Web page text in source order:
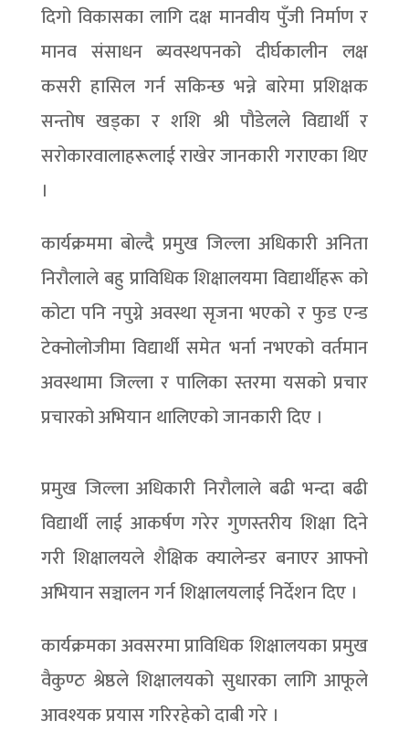
दिगो विकासका लागि दक्ष मानवीय पुँजी निर्माण र
मानव संसाधन ब्यवस्थपनको दीर्घकालीन लक्ष
कसरी हासिल गर्न सकिन्छ भन्ने बारेमा प्रशिक्षक
सन्तोष खड्का र शशि श्री पौडेलले विद्यार्थी र
सरोकारवालाहरूलाई राखेर जानकारी गराएका थिए
।
कार्यक्रममा बोल्दै प्रमुख जिल्ला अधिकारी अनिता
निरौलाले बहु प्राविधिक शिक्षालयमा विद्यार्थीहरू को
कोटा पनि नपुग्ने अवस्था सृजना भएको र फुड एन्ड
टेक्नोलोजीमा विद्यार्थी समेत भर्ना नभएको वर्तमान
अवस्थामा जिल्ला र पालिका स्तरमा यसको प्रचार
प्रचारको अभियान थालिएको जानकारी दिए ।
प्रमुख जिल्ला अधिकारी निरौलाले बढी भन्दा बढी
विद्यार्थी लाई आकर्षण गरेर गुणस्तरीय शिक्षा दिने
गरी शिक्षालयले शैक्षिक क्यालेन्डर बनाएर आफ्नो
अभियान सञ्चालन गर्न शिक्षालयलाई निर्देशन दिए ।
कार्यक्रमका अवसरमा प्राविधिक शिक्षालयका प्रमुख
वैकुण्ठ श्रेष्ठले शिक्षालयको सुधारका लागि आफूले
आवश्यक प्रयास गरिरहेको दाबी गरे ।